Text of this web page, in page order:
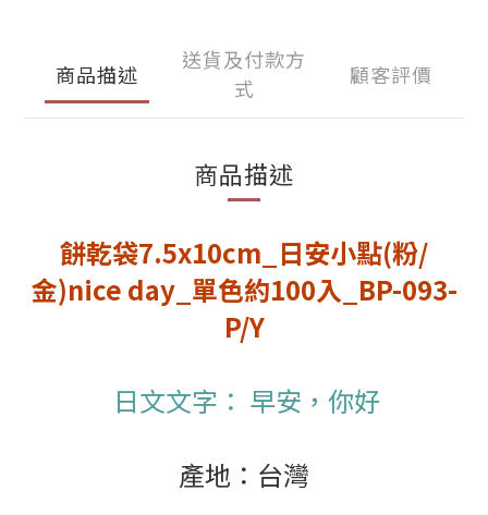
商品描述
送貨及付款方
式
顧客評價
商品描述
餅乾袋7.5x10cm_日安小點(粉/
金)nice day_單色約100入_BP-093-
P/Y
日文文字： 早安，你好
產地：台灣